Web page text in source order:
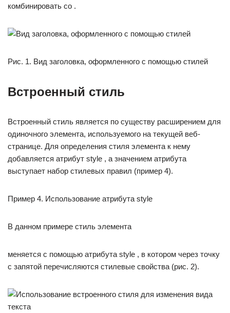
комбинировать со .
Рис. 1. Вид заголовка, оформленного с помощью стилей
Встроенный стиль
Встроенный стиль является по существу расширением для
одиночного элемента, используемого на текущей веб-
странице. Для определения стиля элемента к нему
добавляется атрибут style , а значением атрибута
выступает набор стилевых правил (пример 4).
Пример 4. Использование атрибута style
В данном примере стиль элемента
меняется с помощью атрибута style , в котором через точку
с запятой перечисляются стилевые свойства (рис. 2).